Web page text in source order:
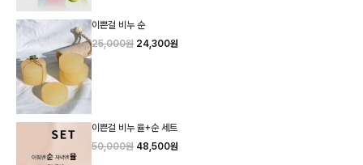
이쁜걸 비누 순
25,000원 24,300원
이쁜걸 비누 율+순 세트
50,000원 48,500원